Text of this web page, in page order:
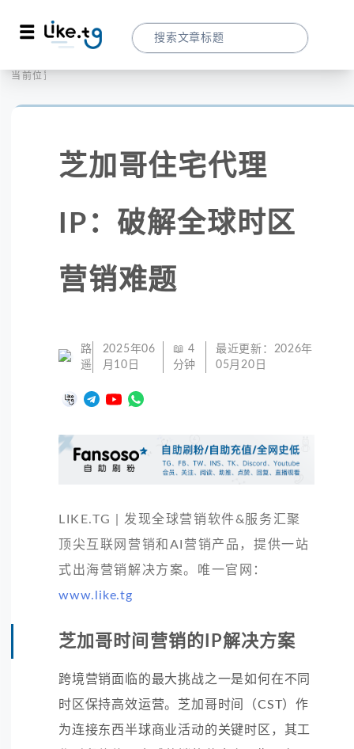
当前位置：
芝加哥住宅代理
IP：破解全球时区
营销难题
路
遥
2025年06
月10日
📖 4
分钟
最近更新： 2026年
05月20日
LIKE.TG | 发现全球营销软件&服务汇聚
顶尖互联网营销和AI营销产品，提供一站
式出海营销解决方案。唯一官网：
www.like.tg
芝加哥时间营销的IP解决方案
跨境营销面临的最大挑战之一是如何在不同
时区保持高效运营。芝加哥时间（CST）作
为连接东西半球商业活动的关键时区，其工